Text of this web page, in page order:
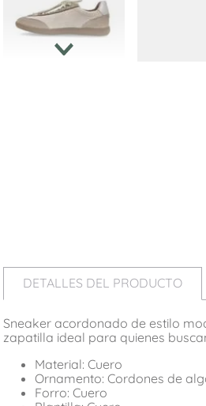
DETALLES DEL PRODUCTO
Sneaker acordonado de estilo
zapatilla ideal para quienes
Material: Cuero
Ornamento: Cordones de
Forro: Cuero